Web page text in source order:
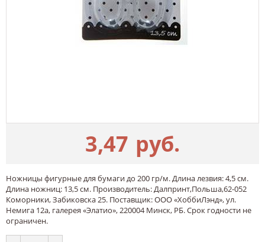
3,47 руб.
Ножницы фигурные для бумаги до 200 гр/м. Длина лезвия: 4,5 см.
Длина ножниц: 13,5 см. Производитель: Далпринт,Польша,62-052
Коморники, Забиковска 25. Поставщик: ООО «ХоббиЛэнд», ул.
Немига 12а, галерея «Элатио», 220004 Минск, РБ. Срок годности не
ограничен.